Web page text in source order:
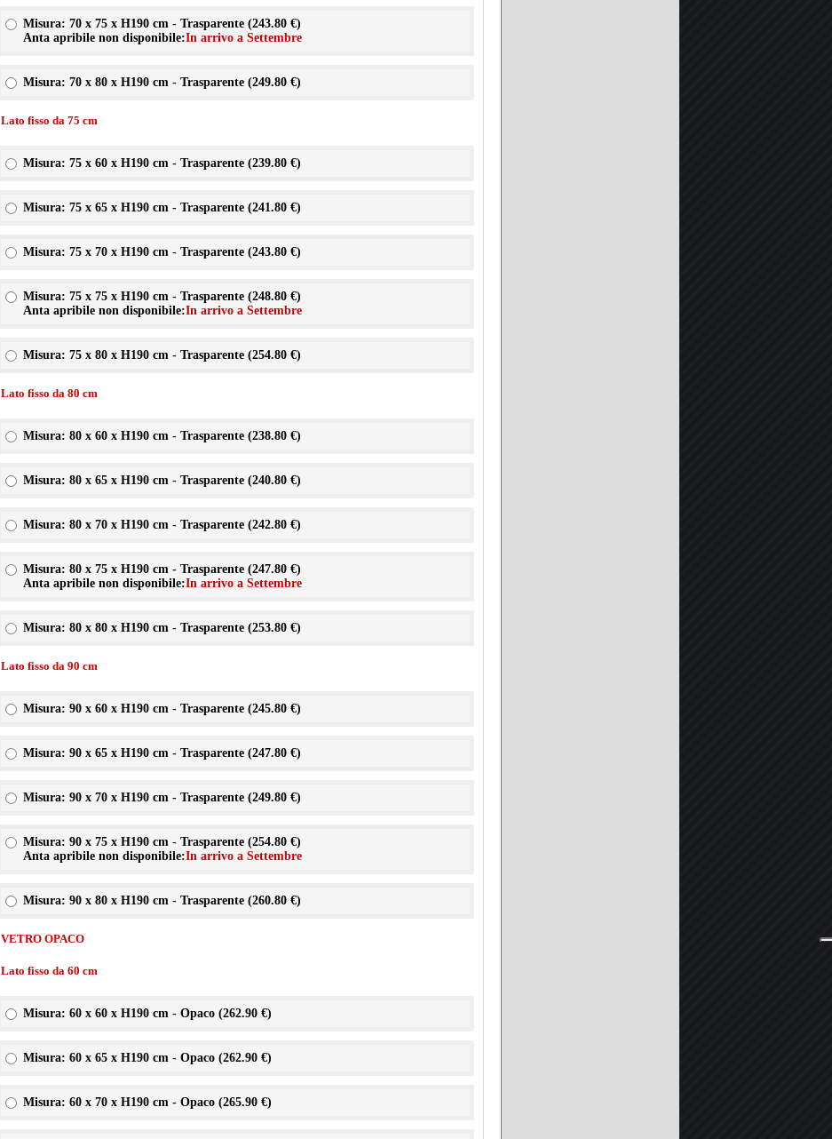
Misura: 70 x 75 x H190 cm - Trasparente (243.80 €)
Anta apribile non disponibile:In arrivo a Settembre
Misura: 70 x 80 x H190 cm - Trasparente (249.80 €)
Lato fisso da 75 cm
Misura: 75 x 60 x H190 cm - Trasparente (239.80 €)
Misura: 75 x 65 x H190 cm - Trasparente (241.80 €)
Misura: 75 x 70 x H190 cm - Trasparente (243.80 €)
Misura: 75 x 75 x H190 cm - Trasparente (248.80 €)
Anta apribile non disponibile:In arrivo a Settembre
Misura: 75 x 80 x H190 cm - Trasparente (254.80 €)
Lato fisso da 80 cm
Misura: 80 x 60 x H190 cm - Trasparente (238.80 €)
Misura: 80 x 65 x H190 cm - Trasparente (240.80 €)
Misura: 80 x 70 x H190 cm - Trasparente (242.80 €)
Misura: 80 x 75 x H190 cm - Trasparente (247.80 €)
Anta apribile non disponibile:In arrivo a Settembre
Misura: 80 x 80 x H190 cm - Trasparente (253.80 €)
Lato fisso da 90 cm
Misura: 90 x 60 x H190 cm - Trasparente (245.80 €)
Misura: 90 x 65 x H190 cm - Trasparente (247.80 €)
Misura: 90 x 70 x H190 cm - Trasparente (249.80 €)
Misura: 90 x 75 x H190 cm - Trasparente (254.80 €)
Anta apribile non disponibile:In arrivo a Settembre
Misura: 90 x 80 x H190 cm - Trasparente (260.80 €)
VETRO OPACO
Lato fisso da 60 cm
Misura: 60 x 60 x H190 cm - Opaco (262.90 €)
Misura: 60 x 65 x H190 cm - Opaco (262.90 €)
Misura: 60 x 70 x H190 cm - Opaco (265.90 €)